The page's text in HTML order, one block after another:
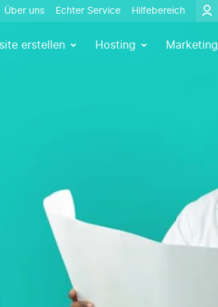
Über uns Echter Service Hilfebereich
erstellen Hosting Marketing